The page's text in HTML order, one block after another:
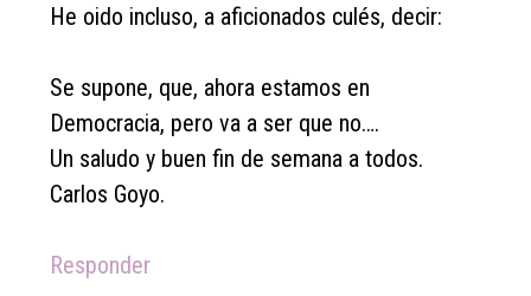
He oido incluso, a aficionados culés, decir:
Se supone, que, ahora estamos en
Democracia, pero va a ser que no….
Un saludo y buen fin de semana a todos.
Carlos Goyo.
Responder